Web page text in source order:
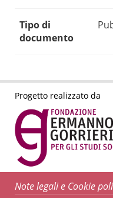
Tipo di
documento
Progetto realizzato da
Note legali e Cookie